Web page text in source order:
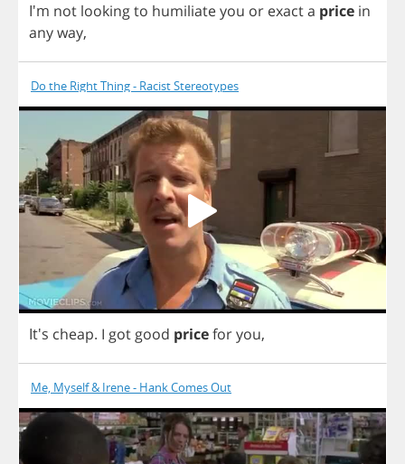
I'm not lookingto humiliateyou or exacta price in
anyway,
Do the Right Thing - Racist Stereotypes
It's cheap. I got good priceforyou,
Me, Myself & Irene - Hank Comes Out